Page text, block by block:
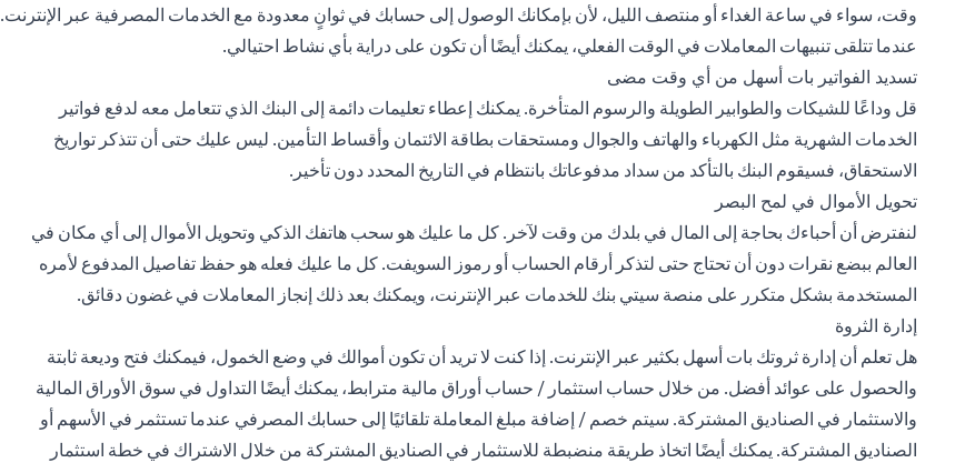
وقت، سواء في ساعة الغداء أو منتصف الليل، لأن بإمكانك الوصول إلى حسابك في ثوانٍ معدودة مع الخدمات المصرفية عبر الإنترنت.
عندما تتلقى تنبيهات المعاملات في الوقت الفعلي، يمكنك أيضًا أن تكون على دراية بأي نشاط احتيالي.
تسديد الفواتير بات أسهل من أي وقت مضى
قل وداعًا للشيكات والطوابير الطويلة والرسوم المتأخرة. يمكنك إعطاء تعليمات دائمة إلى البنك الذي تتعامل معه لدفع فواتير
الخدمات الشهرية مثل الكهرباء والهاتف والجوال ومستحقات بطاقة الائتمان وأقساط التأمين. ليس عليك حتى أن تتذكر تواريخ
الاستحقاق، فسيقوم البنك بالتأكد من سداد مدفوعاتك بانتظام في التاريخ المحدد دون تأخير.
تحويل الأموال في لمح البصر
لنفترض أن أحباءك بحاجة إلى المال في بلدك من وقت لآخر. كل ما عليك هو سحب هاتفك الذكي وتحويل الأموال إلى أي مكان في
العالم ببضع نقرات دون أن تحتاج حتى لتذكر أرقام الحساب أو رموز السويفت. كل ما عليك فعله هو حفظ تفاصيل المدفوع لأمره
المستخدمة بشكل متكرر على منصة سيتي بنك للخدمات عبر الإنترنت، ويمكنك بعد ذلك إنجاز المعاملات في غضون دقائق.
إدارة الثروة
هل تعلم أن إدارة ثروتك بات أسهل بكثير عبر الإنترنت. إذا كنت لا تريد أن تكون أموالك في وضع الخمول، فيمكنك فتح وديعة ثابتة
والحصول على عوائد أفضل. من خلال حساب استثمار / حساب أوراق مالية مترابط، يمكنك أيضًا التداول في سوق الأوراق المالية
والاستثمار في الصناديق المشتركة. سيتم خصم / إضافة مبلغ المعاملة تلقائيًا إلى حسابك المصرفي عندما تستثمر في الأسهم أو
الصناديق المشتركة. يمكنك أيضًا اتخاذ طريقة منضبطة للاستثمار في الصناديق المشتركة من خلال الاشتراك في خطة استثمار